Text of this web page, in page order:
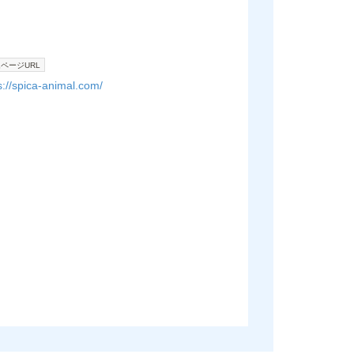
ージURL
spica-animal.com/